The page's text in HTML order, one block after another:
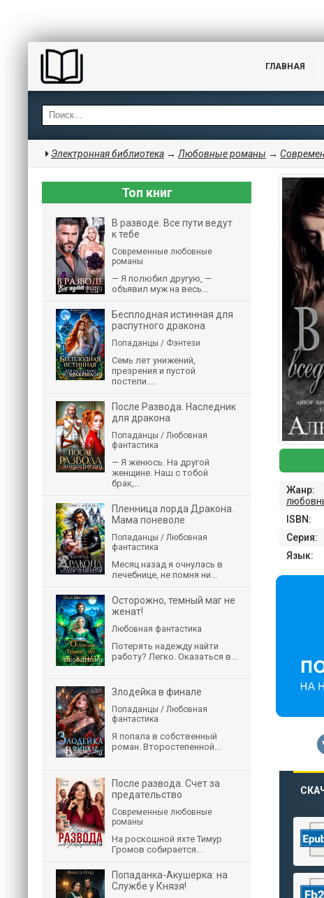
ГЛАВНАЯ
Электронная библиотека → Любовные романы →
Жанр:
ISBN:
Серия:
Язык:
Топ книг
В разводе. Все пути ведут
к тебе
Современные любовные
романы
— Я полюбил другую, —
объявил муж на весь...
Бесплодная истинная для
распутного дракона
Попаданцы / Фэнтези
Семь лет унижений,
презрения и пустой
постели....
После Развода. Наследник
для дракона
Попаданцы / Любовная
фантастика
— Я женюсь. На другой
женщине. Наш с тобой
брак,...
Пленница лорда Дракона.
Мама поневоле
Попаданцы / Любовная
фантастика
Месяц назад я очнулась в
лечебнице, не помня ни...
Осторожно, темный маг не
женат!
Любовная фантастика
Потерять надежду найти
работу? Легко. Оказаться в...
Злодейка в финале
Попаданцы / Любовная
фантастика
Я попала в собственный
роман. Второстепенной...
После развода. Счет за
предательство
Современные любовные
романы
На роскошной яхте Тимур
Громов собирается...
Попаданка-Акушерка: на
Службе у Князя!